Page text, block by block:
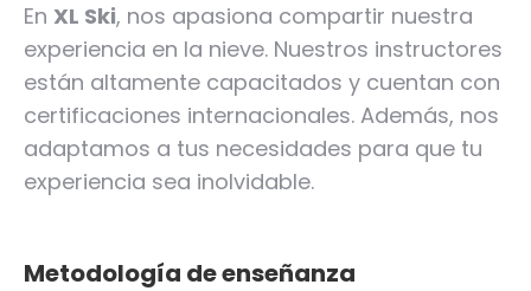
En XL Ski, nos apasiona compartir nuestra
experiencia en la nieve. Nuestros instructores
están altamente capacitados y cuentan con
certificaciones internacionales. Además, nos
adaptamos a tus necesidades para que tu
experiencia sea inolvidable.
Metodología de enseñanza